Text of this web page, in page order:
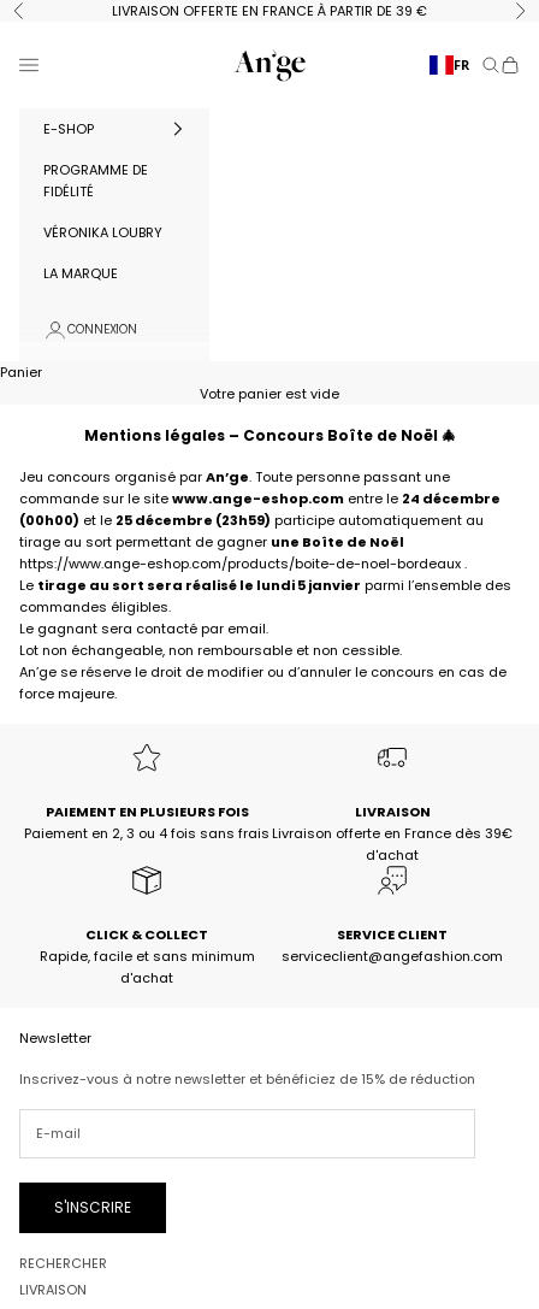
Passer au contenu
Précédent LIVRAISON OFFERTE EN FRANCE À PARTIR DE 39 €
Ange Paris
Menu FR
E-SHOP
PROGRAMME DE
FIDÉLITÉ
VÉRONIKA LOUBRY
LA MARQUE
CONNEXION
Panier
Votre panier est vide
Mentions légales – Concours Boîte de Noël 🎄
Jeu concours organisé parAn’ge. Toute personne passant une
commande sur le sitewww.ange-eshop.com entre le 24 décembre
(00h00) et le 25 décembre (23h59) participe automatiquement au
tirage au sort permettant de gagner une Boîte de Noël
https://www.ange-eshop.com/products/boite-de-noel-bordeaux.
Le tirage au sort sera réalisé le lundi 5 janvier parmi l’ensemble des
commandes éligibles.
Le gagnant sera contacté par email.
Lot non échangeable, non remboursable et non cessible.
An’ge se réserve le droit de modifier ou d’annuler le concours en cas de
force majeure.
PAIEMENT EN PLUSIEURS FOIS
Paiement en 2, 3 ou 4 fois sans frais
LIVRAISON
Livraison offerte en France dès 39€
d'achat
CLICK & COLLECT
Rapide, facile et sans minimum
d'achat
SERVICE CLIENT
serviceclient@angefashion.com
Newsletter
Inscrivez-vous à notre newsletter et bénéficiez de 15% de réduction
S'INSCRIRE
RECHERCHER
LIVRAISON